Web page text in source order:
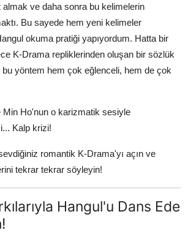
ve daha sonra bu kelimelerin
Bu sayede hem yeni kelimeler
okuma pratiği yapıyordum. Hatta bir
K-Drama repliklerinden oluşan bir sözlük
bu yöntem hem çok eğlenceli, hem de çok
Min Ho'nun o karizmatik sesiyle
Kalp krizi!
romantik K-Drama'yı açın ve
tekrar tekrar söyleyin!
Hangul'u Dans Ede